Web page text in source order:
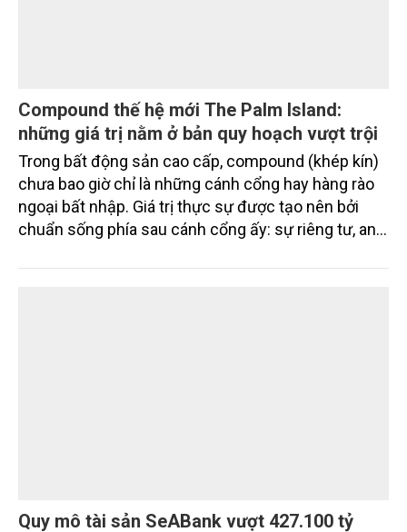
Compound thế hệ mới The Palm Island:
những giá trị nằm ở bản quy hoạch vượt trội
Trong bất động sản cao cấp, compound (khép kín)
chưa bao giờ chỉ là những cánh cổng hay hàng rào
ngoại bất nhập. Giá trị thực sự được tạo nên bởi
chuẩn sống phía sau cánh cổng ấy: sự riêng tư, an
vụ được thiết kế dành riêng cho họ.
Quy mô tài sản SeABank vượt 427.100 tỷ